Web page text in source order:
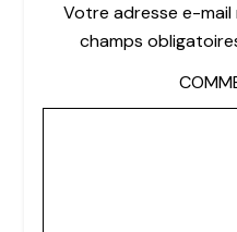
Votre adresse e-mail
champs